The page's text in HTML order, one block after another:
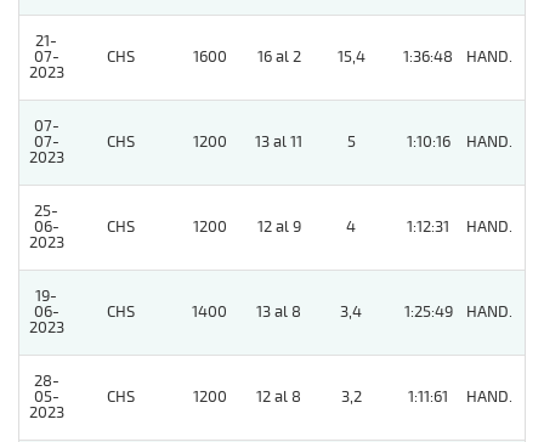
21-
07-
2023
CHS 1600 16 al 2 15,4 1:36:48 HAND.
07-
07-
2023
CHS 1200 13 al 11 5 1:10:16 HAND.
25-
06-
2023
CHS 1200 12 al 9 4 1:12:31 HAND.
19-
06-
2023
CHS 1400 13 al 8 3,4 1:25:49 HAND.
28-
05-
2023
CHS 1200 12 al 8 3,2 1:11:61 HAND.